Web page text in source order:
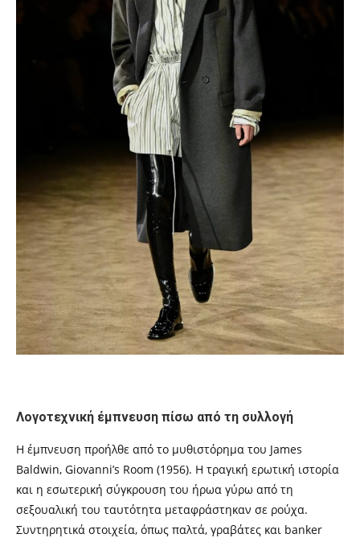
Λογοτεχνική έμπνευση πίσω από τη συλλογή
Η έμπνευση προήλθε από το μυθιστόρημα του James
Baldwin, Giovanni’s Room (1956). Η τραγική ερωτική ιστορία
και η εσωτερική σύγκρουση του ήρωα γύρω από τη
σεξουαλική του ταυτότητα μεταφράστηκαν σε ρούχα.
Συντηρητικά στοιχεία, όπως παλτά, γραβάτες και banker